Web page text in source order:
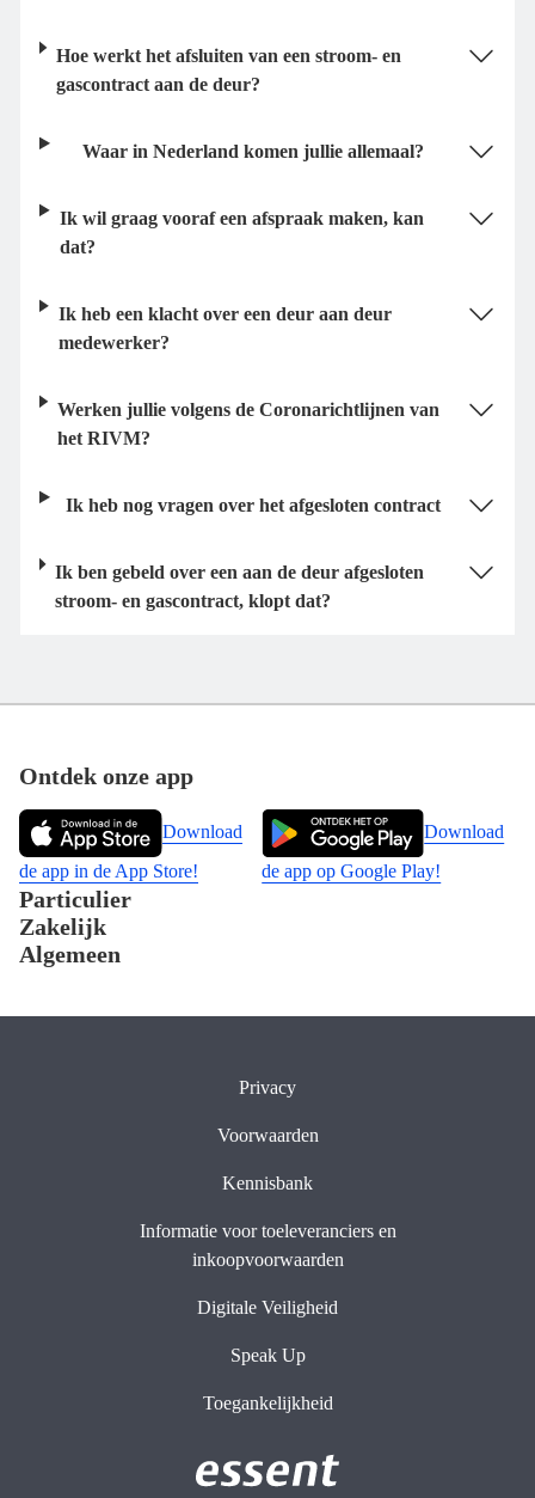
Hoe werkt het afsluiten van een stroom- en
gascontract aan de deur?
Waar in Nederland komen jullie allemaal?
Ik wil graag vooraf een afspraak maken, kan
dat?
Ik heb een klacht over een deur aan deur
medewerker?
Werken jullie volgens de Coronarichtlijnen van
het RIVM?
Ik heb nog vragen over het afgesloten contract
Ik ben gebeld over een aan de deur afgesloten
stroom- en gascontract, klopt dat?
Footer
Ontdek onze app
Download
de app in de App Store!
Download
de app op Google Play!
Particulier
Zakelijk
Algemeen
Privacy
Voorwaarden
Kennisbank
Informatie voor toeleveranciers en
inkoopvoorwaarden
Digitale Veiligheid
Speak Up
Toegankelijkheid